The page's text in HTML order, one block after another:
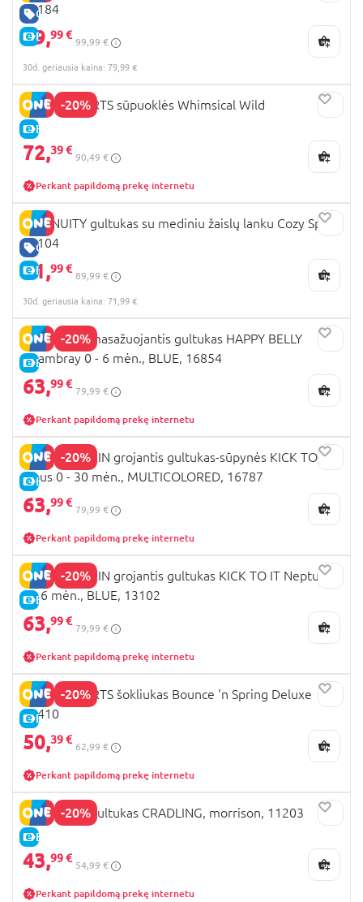
GERA KAINA
E-KAINA
12184
79,99 €
99,99 €
30d. geriausia kaina: 79,99 €
-20%
E-KAINA
BRIGHT STARTS sūpuoklės Whimsical Wild
72,39 €
90,49 €
Perkant papildomą prekę internetu
GERA KAINA
E-KAINA
INGENUITY gultukas su mediniu žaislų lanku Cozy Spot,
13104
71,99 €
89,99 €
30d. geriausia kaina: 71,99 €
-20%
E-KAINA
INGENUITY masažuojantis gultukas HAPPY BELLY
Chambray 0 - 6 mėn., BLUE, 16854
63,99 €
79,99 €
Perkant papildomą prekę internetu
-20%
E-KAINA
BABY EINSTEIN grojantis gultukas-sūpynės KICK TO IT
Opus 0 - 30 mėn., MULTICOLORED, 16787
63,99 €
79,99 €
Perkant papildomą prekę internetu
-20%
E-KAINA
BABY EINSTEIN grojantis gultukas KICK TO IT Neptune,
0 - 6 mėn., BLUE, 13102
63,99 €
79,99 €
Perkant papildomą prekę internetu
-20%
E-KAINA
BRIGHT STARTS šokliukas Bounce 'n Spring Deluxe
10410
50,39 €
62,99 €
Perkant papildomą prekę internetu
-20%
E-KAINA
INGENUITY gultukas CRADLING, morrison, 11203
43,99 €
54,99 €
Perkant papildomą prekę internetu